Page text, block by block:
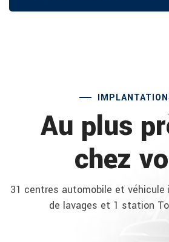
Au plus
chez
31 centres automobile et
de lavages et 1 station